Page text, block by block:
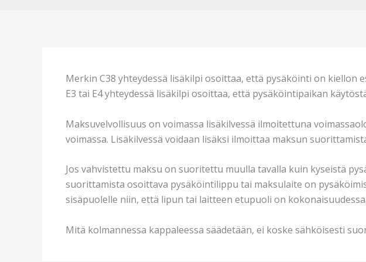
Merkin C38 yhteydessä lisäkilpi osoittaa, että pysäköinti on
E3 tai E4 yhteydessä lisäkilpi osoittaa, että pysäköintipaikan
Maksuvelvollisuus on voimassa lisäkilvessä ilmoitettuna
voimassa. Lisäkilvessä voidaan lisäksi ilmoittaa maksun
Jos vahvistettu maksu on suoritettu muulla tavalla kuin kyseistä
suorittamista osoittava pysäköintilippu tai maksulaite on
sisäpuolelle niin, että lipun tai laitteen etupuoli on
Mitä kolmannessa kappaleessa säädetään, ei koske sähköisesti